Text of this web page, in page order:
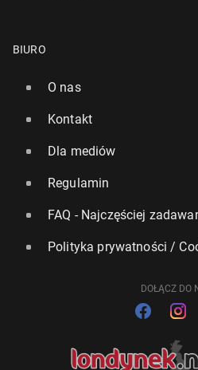
BIURO
O nas
Kontakt
Dla mediów
Regulamin
FAQ - Najczęściej
Polityka prywatności /
DOŁĄCZ DO